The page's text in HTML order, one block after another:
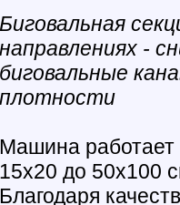
Биговальная
направлениях -
биговальные
плотности
Машина работает
15х20 до 50х100
Благодаря